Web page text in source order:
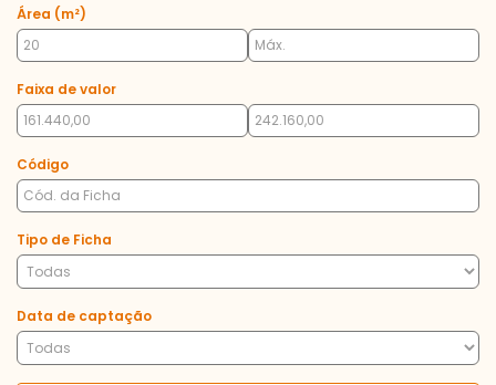
Área (m²)
Faixa de valor
Código
Tipo de Ficha
Data de captação